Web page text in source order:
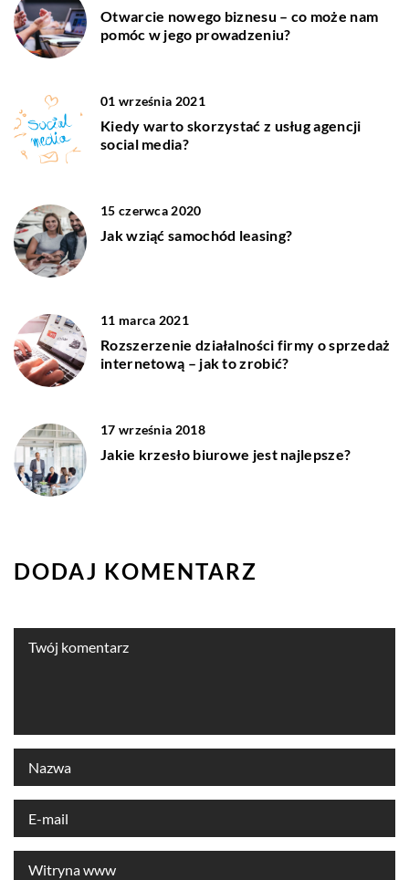
Otwarcie nowego biznesu – co może nam
pomóc w jego prowadzeniu?
01 września 2021
Kiedy warto skorzystać z usług agencji
social media?
15 czerwca 2020
Jak wziąć samochód leasing?
11 marca 2021
Rozszerzenie działalności firmy o sprzedaż
internetową – jak to zrobić?
17 września 2018
Jakie krzesło biurowe jest najlepsze?
DODAJ KOMENTARZ